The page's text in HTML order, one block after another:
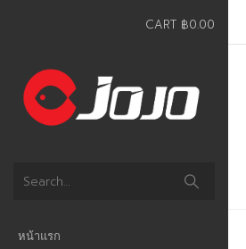
CART ฿0.00
หน้าแรก